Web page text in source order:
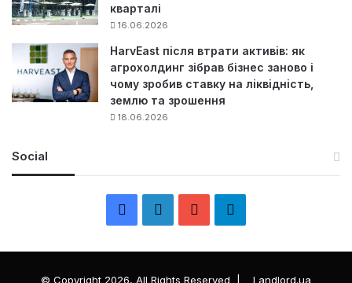
кварталі
16.06.2026
HarvEast після втрати активів: як
агрохолдинг зібрав бізнес заново і
чому зробив ставку на ліквідність,
землю та зрошення
18.06.2026
Social
л
© Copyright 2026, All Rights Reserved | Landlord.ua